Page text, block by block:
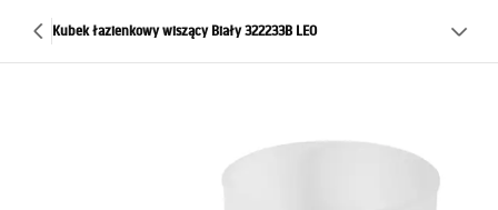
Kubek łazienkowy wiszący Biały 322233B LEO